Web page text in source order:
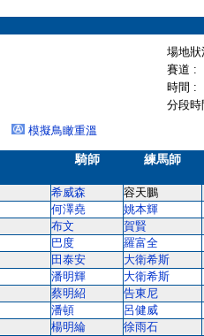
場地
賽道 :
時間 :
分段
模擬鳥瞰重溫
騎師 練馬師
希威森 容天鵬
何澤堯 姚本輝
布文 賀賢
巴度 羅富全
田泰安 大衛希斯
潘明輝 大衛希斯
蔡明紹 告東尼
潘頓 呂健威
楊明綸 徐雨石